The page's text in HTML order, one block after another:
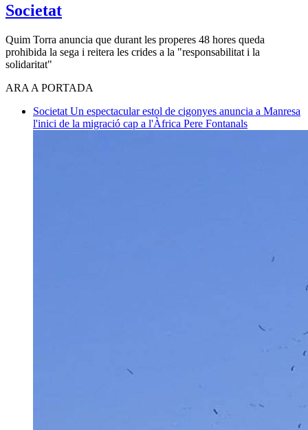
Societat
Quim Torra anuncia que durant les properes 48 hores queda
prohibida la sega i reitera les crides a la "responsabilitat i la
solidaritat"
ARA A PORTADA
Societat Un espectacular estol de cigonyes anuncia a Manresa
l'inici de la migració cap a l'Àfrica Pere Fontanals